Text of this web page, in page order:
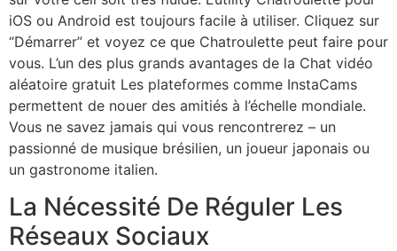
iOS ou Android est toujours facile à utiliser. Cliquez sur
“Démarrer” et voyez ce que Chatroulette peut faire pour
vous. L’un des plus grands avantages de la Chat vidéo
aléatoire gratuit Les plateformes comme InstaCams
permettent de nouer des amitiés à l’échelle mondiale.
Vous ne savez jamais qui vous rencontrerez – un
passionné de musique brésilien, un joueur japonais ou
un gastronome italien.
La Nécessité De Réguler Les
Réseaux Sociaux